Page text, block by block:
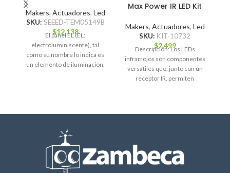
Makers, Actuadores, Led
SKU: SEEED-TEM05149B
$12.138
El panel EL (EL:
electroluminiscente), tal
como su nombre lo indica es
un elemento de iluminación,
Max Power IR LED Kit
Makers, Actuadores, Led
SKU: KIT-10732
$2.499
Descripción: Los LEDs
infrarrojos son componentes
versátiles que, junto con un
receptor IR, permiten